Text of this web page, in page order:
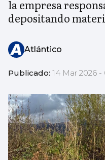
la empresa
depositando
Atlántico
Publicado: 14 Mar 2026 -